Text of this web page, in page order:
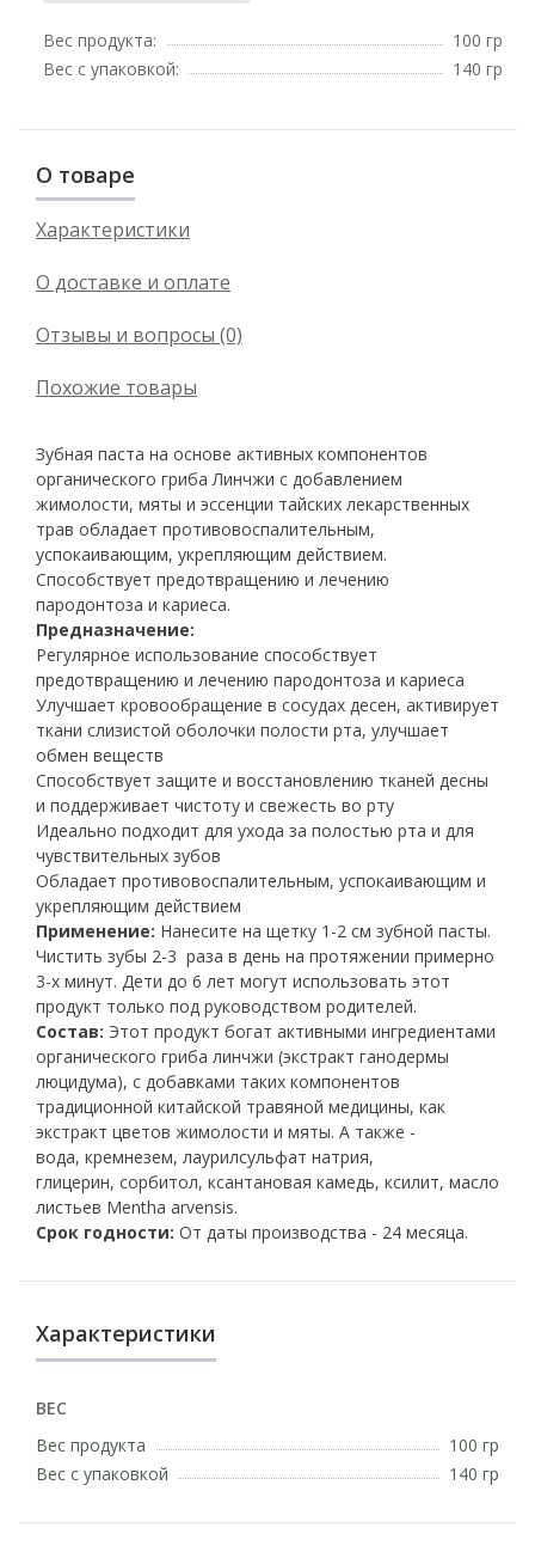
Вес продукта:
100 гр
Вес с упаковкой:
140 гр
О товаре
Характеристики
О доставке и оплате
Отзывы и вопросы (0)
Похожие товары
Зубная паста на основе активных компонентов
органического гриба Линчжи с добавлением
жимолости, мяты и эссенции тайских лекарственных
трав обладает противовоспалительным,
успокаивающим, укрепляющим действием.
Способствует предотвращению и лечению
пародонтоза и кариеса.
Предназначение:
Регулярное использование способствует
предотвращению и лечению пародонтоза и кариеса
Улучшает кровообращение в сосудах десен, активирует
ткани слизистой оболочки полости рта, улучшает
обмен веществ
Способствует защите и восстановлению тканей десны
и поддерживает чистоту и свежесть во рту
Идеально подходит для ухода за полостью рта и для
чувствительных зубов
Обладает противовоспалительным, успокаивающим и
укрепляющим действием
Применение: Нанесите на щетку 1-2 см зубной пасты.
Чистить зубы 2-3 раза в день на протяжении примерно
3-х минут. Дети до 6 лет могут использовать этот
продукт только под руководством родителей.
Состав: Этот продукт богат активными ингредиентами
органического гриба линчжи (экстракт ганодермы
люцидума), с добавками таких компонентов
традиционной китайской травяной медицины, как
экстракт цветов жимолости и мяты. А также -
вода, кремнезем, лаурилсульфат натрия,
глицерин, сорбитол, ксантановая камедь, ксилит, масло
листьев Mentha arvensis.
Срок годности: От даты производства - 24 месяца.
Характеристики
ВЕС
Вес продукта
100 гр
Вес с упаковкой
140 гр